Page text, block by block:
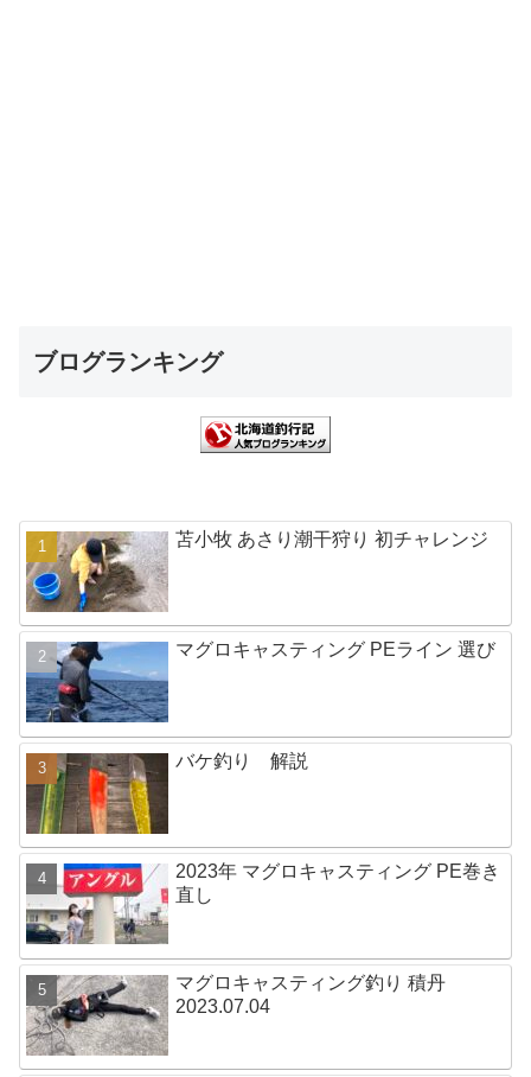
ブログランキング
苫小牧 あさり潮干狩り 初チャレンジ
マグロキャスティング PEライン 選び
バケ釣り 解説
2023年 マグロキャスティング PE巻き
直し
マグロキャスティング釣り 積丹
2023.07.04